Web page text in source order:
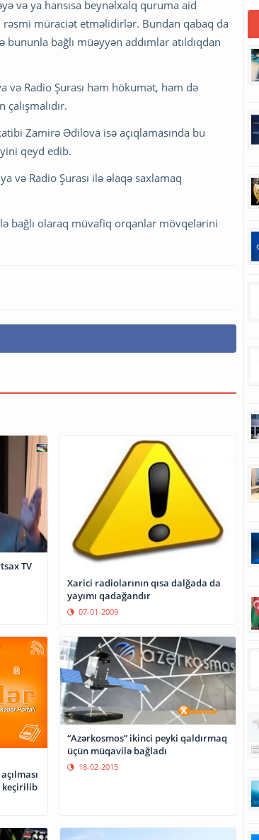
və ya hansısa beynəlxalq quruma aid
rəsmi müraciət etməlidirlər. Bundan qabaq da
bağlı müəyyən addımlar atıldıqdan
və Radio Şurası həm hökumət, həm də
Zamirə Ədilova isə açıqlamasında bu
qeyd edib.
və Radio Şurası ilə əlaqə saxlamaq
bağlı olaraq müvafiq orqanlar mövqelərini
TV
Xarici radiolarının qısa dalğada da
yayımı qadağandır
07-01-2009
keçirilib
“Azərkosmos” ikinci peyki qaldırmaq
üçün müqavilə bağladı
18-02-2015